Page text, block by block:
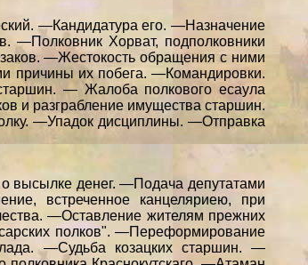
—Кандидатура его. —Назначение
—Полковник Хорват, подполковники
—Жестокость обращения с ними
причины их побега. —Командировки.
— Жалоба полкового есаула
и разграбление имущества старшин.
—Упадок дисциплины. —Отправка
высылке денег. —Подача депутатами
встреченное канцеляриею, при
—Оставление жителям прежних
полков". —Переформирование
—Судьба козацких старшин. —